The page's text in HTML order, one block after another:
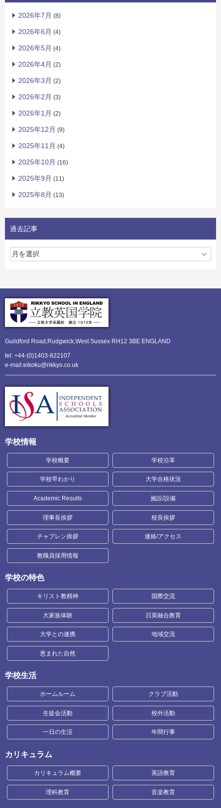
2026年7月 (8)
2026年6月 (4)
2026年5月 (4)
2026年4月 (2)
2026年3月 (2)
2026年2月 (3)
2026年1月 (2)
2025年12月 (9)
2025年11月 (4)
2025年10月 (16)
2025年9月 (11)
2025年8月 (13)
過去記事
Guildford Road,Rudgwick,West Sussex RH12 3BE ENGLAND
tel: +44-(0)1403-822107
e-mail:eikoku@rikkyo.co.uk
学校情報
学校概要 学校沿革
学校早わかり 大学合格状況
Academic Results 施設/設備
理事長挨拶 校長挨拶
チャプレン挨拶 連絡/アクセス
教職員採用情報
学校の特色
キリスト教精神 国際交流
大家族体験 日英融合教育
大学との連携 地域交流
恵まれた自然
学校生活
ホームルーム クラブ活動
生徒会活動 校外活動
一日の生活 年間行事
カリキュラム
カリキュラム概要 英語教育
理科教育 音楽教育